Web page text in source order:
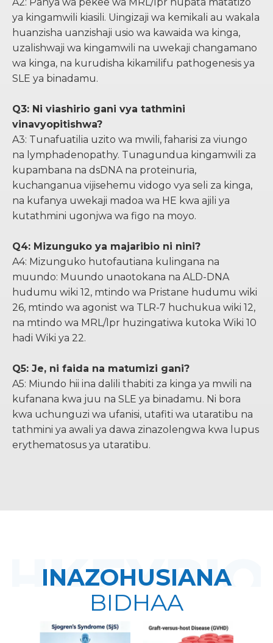
ya kingamwili kiasili. Uingizaji wa kemikali au wakala
huanzisha uanzishaji usio wa kawaida wa kinga,
uzalishwaji wa kingamwili na uwekaji changamano
wa kinga, na kurudisha kikamilifu pathogenesis ya
SLE ya binadamu.
Q3: Ni viashirio gani vya tathmini
vinavyopitishwa?
A3: Tunafuatilia uzito wa mwili, faharisi za viungo
na lymphadenopathy. Tunagundua kingamwili za
kupambana na dsDNA na proteinuria,
kuchanganua vijisehemu vidogo vya seli za kinga,
na kufanya uwekaji madoa wa HE kwa ajili ya
kutathmini ugonjwa wa figo na moyo.
Q4: Mizunguko ya majaribio ni nini?
A4: Mizunguko hutofautiana kulingana na
muundo: Muundo unaotokana na ALD-DNA
hudumu wiki 12, mtindo wa Pristane hudumu wiki
26, mtindo wa agonist wa TLR-7 huchukua wiki 12,
na mtindo wa MRL/lpr huzingatiwa kutoka Wiki 10
hadi Wiki ya 22.
Q5: Je, ni faida na matumizi gani?
A5: Miundo hii ina dalili thabiti za kinga ya mwili na
kufanana kwa juu na SLE ya binadamu. Ni bora
kwa uchunguzi wa ufanisi, utafiti wa utaratibu na
tathmini ya awali ya dawa zinazolengwa kwa lupus
erythematosus ya utaratibu.
INAZOHUSIANA
BIDHAA